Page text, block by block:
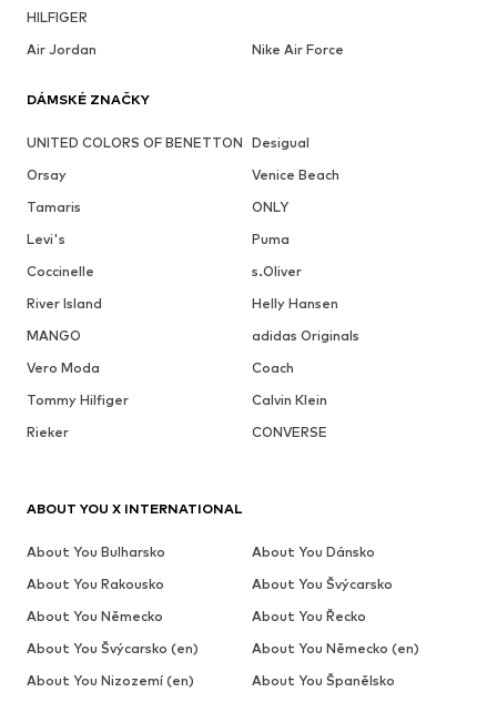
HILFIGER
Air Jordan Nike Air Force
DÁMSKÉ ZNAČKY
UNITED COLORS OF BENETTON Desigual
Orsay
Venice Beach
Tamaris
ONLY
Levi's
Puma
Coccinelle
s.Oliver
River Island
Helly Hansen
MANGO
adidas Originals
Vero Moda
Coach
Tommy Hilfiger
Calvin Klein
Rieker
CONVERSE
ABOUT YOU X INTERNATIONAL
About You Bulharsko
About You Dánsko
About You Rakousko
About You Švýcarsko
About You Německo
About You Řecko
About You Švýcarsko (en)
About You Německo (en)
About You Nizozemí (en)
About You Španělsko